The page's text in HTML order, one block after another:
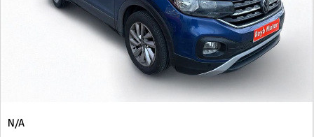
N/A